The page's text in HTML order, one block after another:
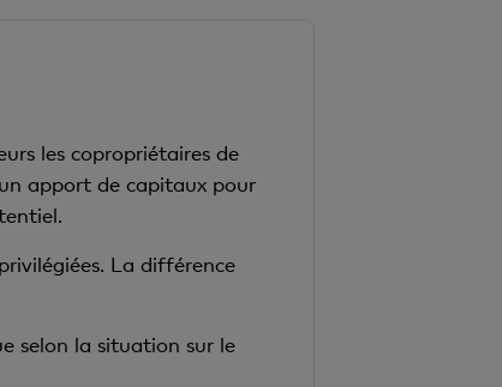
les copropriétaires de
apport de capitaux pour
La différence
selon la situation sur le